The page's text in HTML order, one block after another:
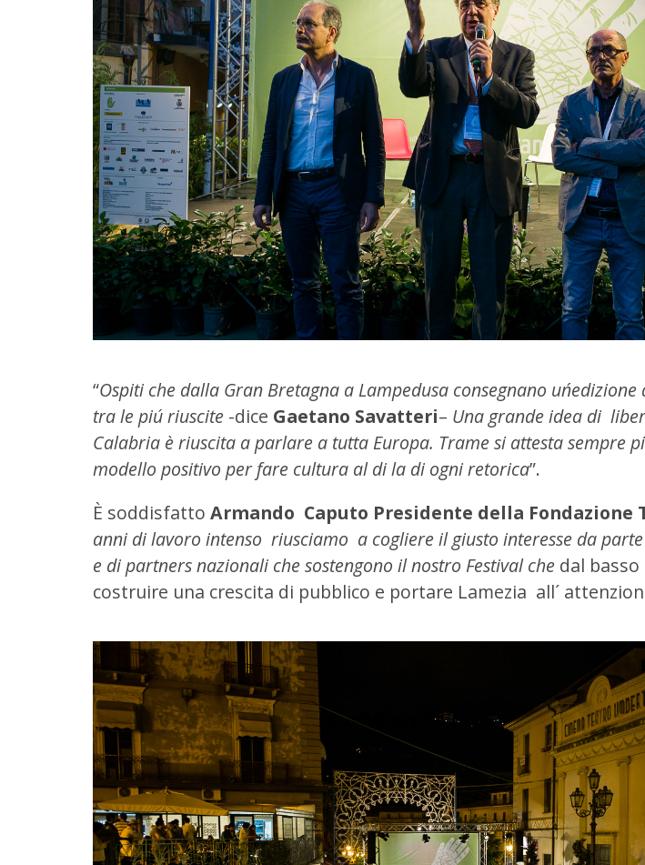
“Ospiti che dalla Gran Bretagna a Lampedusa consegnano
tra le piú riuscite -dice Gaetano Savatteri– Una grande idea di
Calabria è riuscita a parlare a tutta Europa. Trame si attesta sempre
modello positivo per fare cultura al di la di ogni retorica”.
È soddisfatto Armando Caputo Presidente della Fondazione
anni di lavoro intenso riusciamo a cogliere il giusto interesse da
e di partners nazionali che sostengono il nostro Festival che dal
costruire una crescita di pubblico e portare Lamezia all´